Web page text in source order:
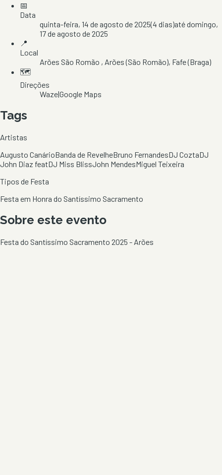
📅
Data
quinta-feira, 14 de agosto de 2025(4 dias)atédomingo,
17 de agosto de 2025
📍
Local
Arões São Romão , Arões (São Romão), Fafe(Braga)
🗺️
Direções
Waze|Google Maps
Tags
Artistas
Augusto CanárioBanda de RevelheBruno FernandesDJ CoztaDJ
John Diaz featDJ Miss BlissJohn MendesMiguel Teixeira
Tipos de Festa
Festa em Honra do Santíssimo Sacramento
Sobre este evento
Festa do Santíssimo Sacramento 2025 - Arões